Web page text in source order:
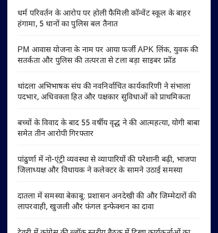
धर्म परिवर्तन के आरोप पर होली फैमिली कॉन्वेंट स्कूल के बाहर
हंगामा, 5 थानों का पुलिस बल तैनात
PM आवास योजना के नाम पर आया फर्जी APK लिंक, युवक की
सतर्कता और पुलिस की तत्परता से टला बड़ा साइबर फ्रॉड
थांदला अभिभाषक संघ की नवनिर्वाचित कार्यकारिणी ने संभाला
पदभार, अधिवक्ता हित और पक्षकार सुविधाओं को प्राथमिकता
बच्चों के विवाद के बाद 55 वर्षीय वृद्ध ने की आत्महत्या, योगी बाबा
समेत तीन आरोपी गिरफ्तार
पांढुर्णा में नो-एंट्री व्यवस्था से व्यापारियों की परेशानी बढ़ी, भाजपा
जिलाध्यक्ष और विधायक ने कलेक्टर के सामने उठाई समस्या
दातला में समस्या बेकाबू: प्रशासन अनदेखी की और जिम्मेदारों की
लापरवाही, खुजली और फंगल इन्फेक्शन का दावा